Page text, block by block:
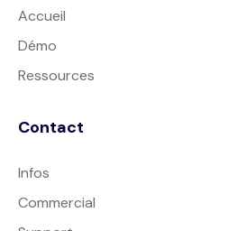
Accueil
Démo
Ressources
Contact
Infos
Commercial